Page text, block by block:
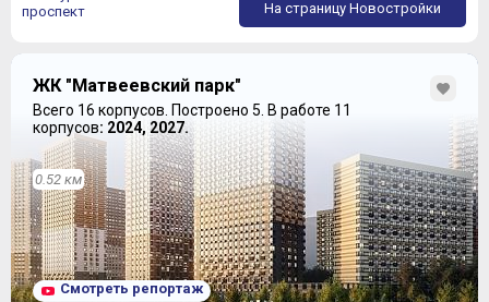
проспект
На страницу Новостройки
ЖК "Матвеевский парк"
Всего 16 корпусов. Построено 5. В работе 11
корпусов: 2024, 2027.
0.52 км
Смотреть репортаж